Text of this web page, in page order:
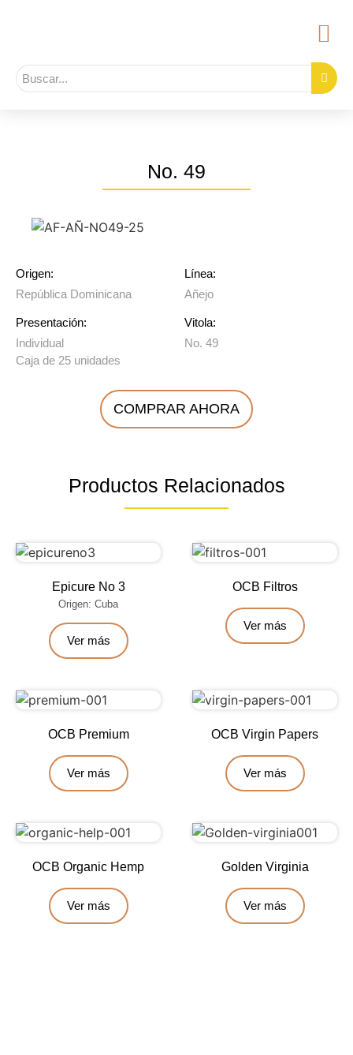
No. 49
Origen:
República Dominicana
Presentación:
Individual
Caja de 25 unidades
Línea:
Añejo
Vitola:
No. 49
COMPRAR AHORA
Productos Relacionados
Epicure No 3
Origen: Cuba
Ver más
OCB Filtros
Ver más
OCB Premium
Ver más
OCB Virgin Papers
Ver más
OCB Organic Hemp
Ver más
Golden Virginia
Ver más